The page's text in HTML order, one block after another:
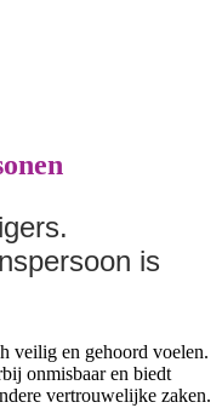
is
veilig en gehoord voelen.
onmisbaar en biedt
vertrouwelijke zaken.